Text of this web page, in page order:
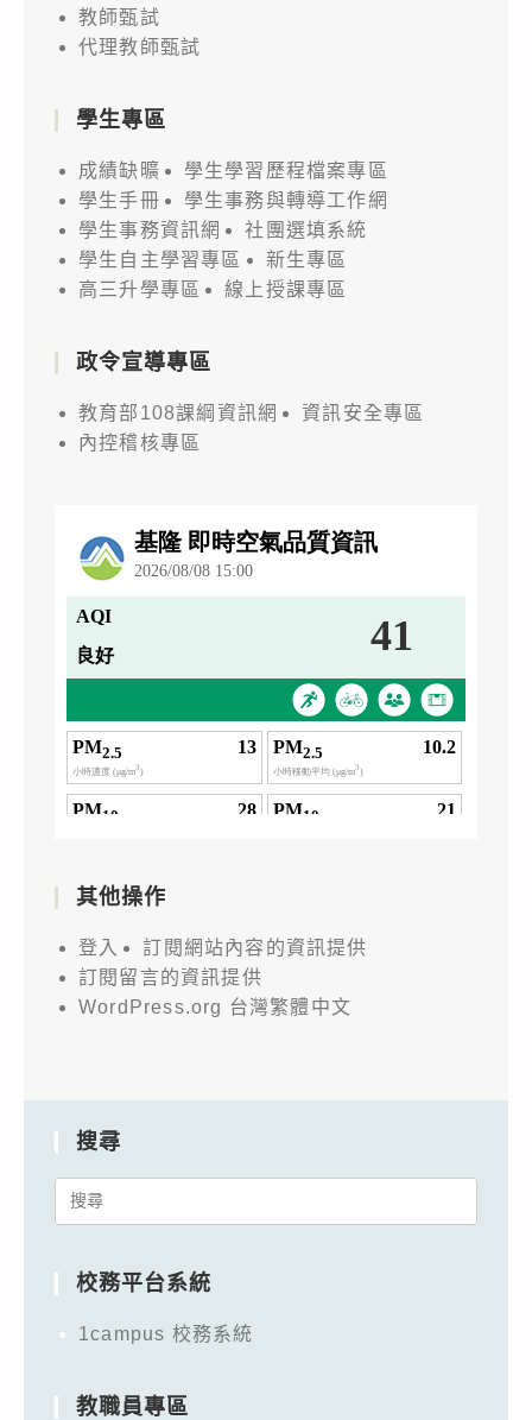
教師甄試
代理教師甄試
學生專區
成績缺曠
學生學習歷程檔案專區
學生手冊
學生事務與轉導工作網
學生事務資訊網
社團選填系統
學生自主學習專區
新生專區
高三升學專區
線上授課專區
政令宣導專區
教育部108課綱資訊網
資訊安全專區
內控稽核專區
其他操作
登入
訂閱網站內容的資訊提供
訂閱留言的資訊提供
WordPress.org 台灣繁體中文
搜尋
Search
校務平台系統
1campus 校務系統
教職員專區